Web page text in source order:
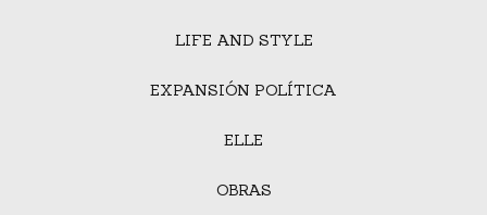
LIFE AND STYLE
EXPANSIÓN POLÍTICA
ELLE
OBRAS